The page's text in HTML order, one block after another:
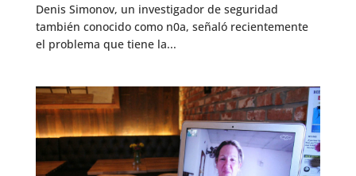
Denis Simonov, un investigador de seguridad
también conocido como n0a, señaló recientemente
el problema que tiene la...